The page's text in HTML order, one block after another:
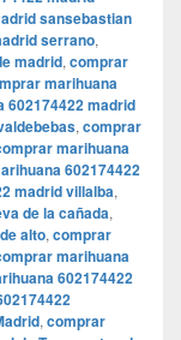
sansebastian
serrano,
madrid, comprar
marihuana
602174422 madrid
, comprar
marihuana
602174422
madrid villalba,
de la cañada,
alto, comprar
marihuana
602174422
, comprar